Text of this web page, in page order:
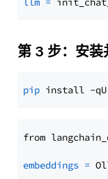
第 3 步：安
pip
from
embeddings =